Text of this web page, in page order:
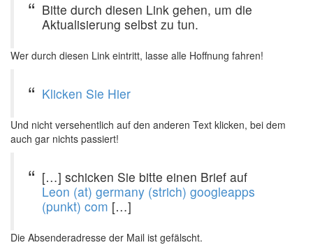
Bitte durch diesen Link gehen, um die
Aktualisierung selbst zu tun.
Wer durch diesen Link eintritt, lasse alle Hoffnung fahren!
Klicken Sie Hier
Und nicht versehentlich auf den anderen Text klicken, bei dem
auch gar nichts passiert!
[…] schicken Sie bitte einen Brief auf
Leon (at) germany (strich) googleapps
(punkt) com […]
Die Absenderadresse der Mail ist gefälscht.